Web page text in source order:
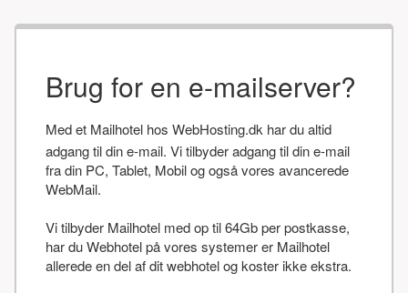
Brug for en e-mailserver?
Med et Mailhotel hos WebHosting.dk har du altid
adgang til din e-mail. Vi tilbyder adgang til din e-mail
fra din PC, Tablet, Mobil og også vores avancerede
WebMail.
Vi tilbyder Mailhotel med op til 64Gb per postkasse,
har du Webhotel på vores systemer er Mailhotel
allerede en del af dit webhotel og koster ikke ekstra.